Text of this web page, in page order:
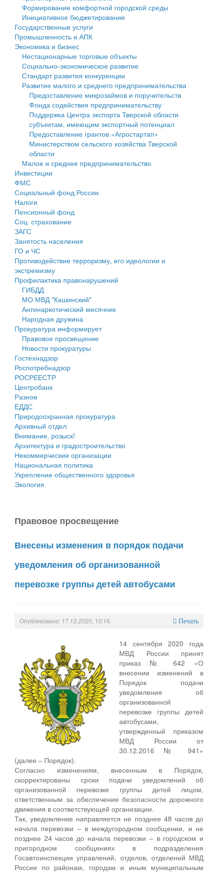
Государственные услуги
Промышленность и АПК
Экономика и бизнес
Символика
Устав
Гостям округа
Туризм
Культура
Образование
Здравоохранение
Социальная защита
Фотоальбом
муниципального округа Тверской области
Администрация Кашинского муниципального округа
Тверской области
Управление сельскими территориями
Открытые данные
Работа с обращениями граждан
Муниципальный контроль
Муниципальные услуги
Проекты административных регламентов
Антимонопольный комплаенс
Противодействие коррупции
Финансовое управление
Бюджет для граждан
Имущество
Выявление правообладателей ранее учтенных
объектов недвижимости
Имущественная поддержка субъектов малого и
среднего предпринимательства
Информационная поддержка субъектов малого и
среднего предпринимательства
Муниципальные программы
Контрольно-счетная палата
Персональные данные
Оценка регулирующего воздействия
Деятельность МУ
Нормативы градостроительного проектирования
Правила землепользования и застройки
Генеральные планы
Проекты планировки территории
Собрание депутатов
Городское поселение
Сельские поселения
Формирование комфортной городской среды
Инициативное бюджетирование
Государственные услуги
Промышленность и АПК
Экономика и бизнес
Нестационарные торговые объекты
Социально-экономическое развитие
Стандарт развития конкуренции
Развитие малого и среднего предпринимательства
Предоставление микрозаймов и поручительств
Фонда содействия предпринимательству
Поддержка Центра экспорта Тверской области
субъектам, имеющим экспортный потенциал
Предоставление грантов «Агростартап»
Министерством сельского хозяйства Тверской
области
Малое и среднее предпринимательство
Инвестиции
ФМС
Социальный фонд России
Налоги
Пенсионный фонд
Соц. страхование
ЗАГС
Занятость населения
ГО и ЧС
Противодействие терроризму, его идеологии и
экстремизму
Профилактика правонарушений
ГИБДД
МО МВД "Кашинский"
Антинаркотический месячник
Народная дружина
Прокуратура информирует
Правовое просвещение
Новости прокуратуры
Гостехнадзор
Роспотребнадзор
РОСРЕЕСТР
Центробанк
Разное
ЕДДС
Природоохранная прокуратура
Архивный отдел
Внимание, розыск!
Архитектура и градостроительство
Некоммерческие организации
Национальная политика
Укрепление общественного здоровья
Экология
Правовое просвещение
Внесены изменения в порядок подачи
уведомления об организованной
перевозке группы детей автобусами
Опубликовано: 17.12.2020, 10:16 Печать
14 сентября 2020 года
МВД России принят
приказ № 642 «О
внесении изменений в
Порядок подачи
уведомления об
организованной
перевозке группы детей
автобусами,
утвержденный приказом
МВД России от
30.12.2016 № 941»
(далее – Порядок).
Согласно изменениям, внесенным в Порядок,
скорректированы сроки подачи уведомлений об
организованной перевозке группы детей лицом,
ответственным за обеспечение безопасности дорожного
движения в соответствующей организации.
Так, уведомление направляется не позднее 48 часов до
начала перевозки – в междугородном сообщении, и не
позднее 24 часов до начала перевозки – в городском и
пригородном сообщениях в подразделения
Госавтоинспекции управлений, отделов, отделений МВД
России по районам, городам и иным муниципальным